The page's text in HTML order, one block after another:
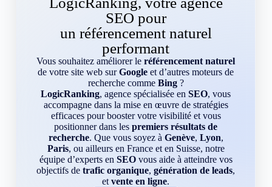
SEO pour
un référencement naturel
performant
Vous souhaitez améliorer leréférencement naturel
de votre site web surGoogle et d’autres moteurs de
recherche comme Bing?
LogicRanking, agence spécialisée enSEO, vous
accompagne dans la mise en œuvre de stratégies
efficaces pour booster votre visibilité et vous
positionner dans lespremiers résultats de
recherche. Que vous soyez à Genève, Lyon,
Paris, ou ailleurs en France et en Suisse, notre
équipe d’experts en SEOvous aide à atteindre vos
objectifs detrafic organique,génération de leads,
etvente en ligne.